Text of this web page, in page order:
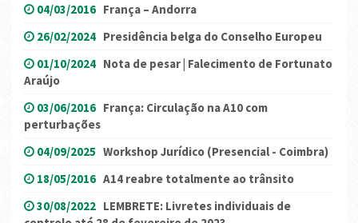
04/03/2016 França – Andorra
26/02/2024 Presidência belga do Conselho Europeu
01/10/2024 Nota de pesar | Falecimento de Fortunato
Araújo
03/06/2016 França: Circulação na A10 com
perturbações
04/09/2025 Workshop Jurídico (Presencial - Coimbra)
18/05/2016 A14 reabre totalmente ao trânsito
30/08/2022 LEMBRETE: Livretes individuais de